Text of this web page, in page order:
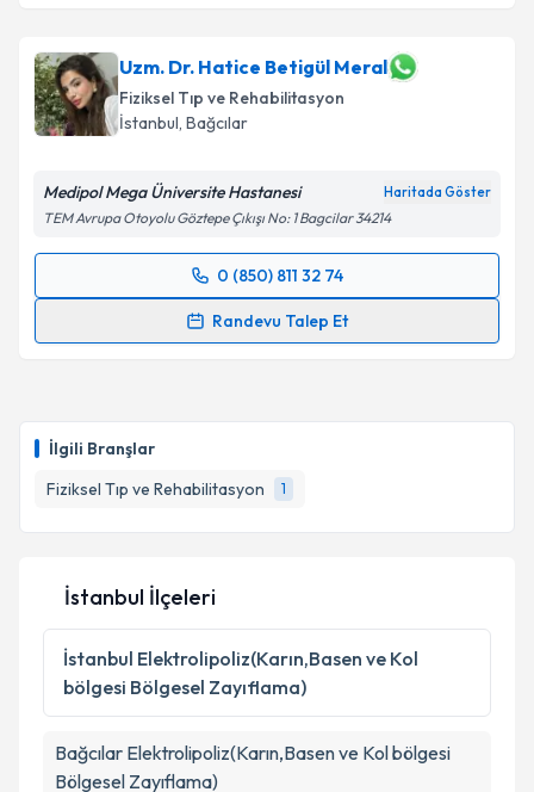
İlgili Branşlar
Fiziksel Tıp ve Rehabilitasyon
1
Uzm. Dr. Firuzan Altın için randevu takvimi talebi
oluşturun. Size bu uzmandan randevu almanız için bir
takvim hazırlandığında e-posta ile bilgilendireceğiz.
Kişisel verilerimin işlenmesine ilişkin
Metni'ni okudum ve kişisel verilerimin belirtilen
kapsamda işlenmesini kabul ediyorum.
Uzm. Dr. Hatice Betigül Meral
Fiziksel Tıp ve Rehabilitasyon
İstanbul, Bağcılar
Medipol Mega Üniversite Hastanesi Haritada Göster
TEM Avrupa Otoyolu Göztepe Çıkışı No: 1 Bagcilar 34214
0 (850) 811 32 74
Randevu Talep Et
Randevu Takvimi Talebi
bilgilendireceğiz.
E-posta Adresiniz
Kişisel verilerimin işlenmesine ilişkin
Metni'ni okudum ve kişisel verilerimin belirtilen
kapsamda işlenmesini kabul ediyorum.
İstanbul İlçeleri
İstanbul Elektrolipoliz(Karın,Basen ve Kol
bölgesi Bölgesel Zayıflama)
Bağcılar Elektrolipoliz(Karın,Basen ve Kol bölgesi
Bölgesel Zayıflama)